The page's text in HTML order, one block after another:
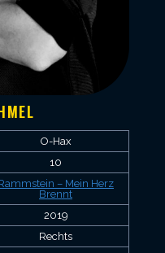
O-Hax
10
– Mein Herz
Brennt
2019
Rechts